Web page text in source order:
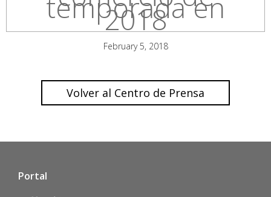
2018
February 5, 2018
Volver al Centro de Prensa
Portal